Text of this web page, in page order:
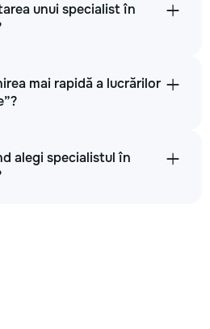
unui specialist în
mai rapidă a lucrărilor
alegi specialistul în